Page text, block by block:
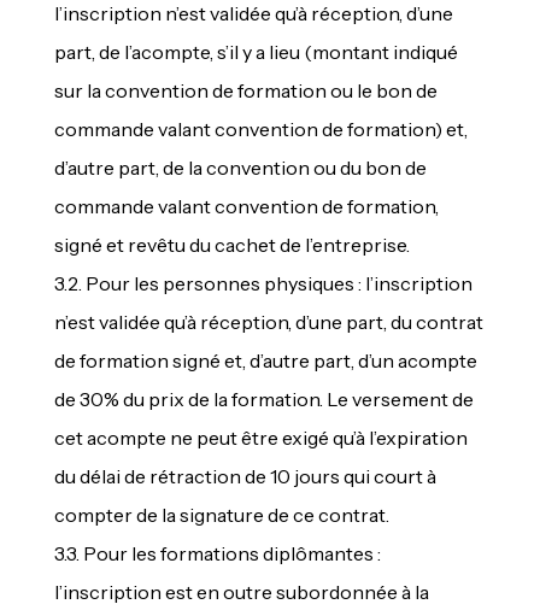
l’inscription n’est validée qu’à réception, d’une
part, de l’acompte, s’il y a lieu (montant indiqué
sur la convention de formation ou le bon de
commande valant convention de formation) et,
d’autre part, de la convention ou du bon de
commande valant convention de formation,
signé et revêtu du cachet de l’entreprise.
3.2. Pour les personnes physiques : l’inscription
n’est validée qu’à réception, d’une part, du contrat
de formation signé et, d’autre part, d’un acompte
de 30% du prix de la formation. Le versement de
cet acompte ne peut être exigé qu’à l’expiration
du délai de rétraction de 10 jours qui court à
compter de la signature de ce contrat.
3.3. Pour les formations diplômantes :
l’inscription est en outre subordonnée à la